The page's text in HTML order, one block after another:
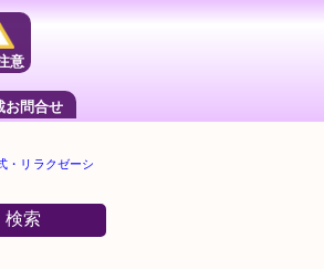
意
お問合せ
・リラクゼーシ
検索